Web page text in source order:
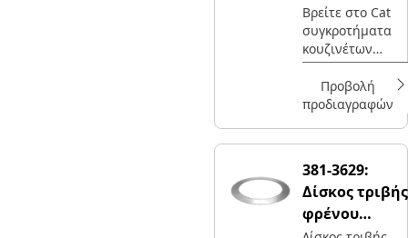
κουζινέτου
Βρείτε στο Cat
συγκροτήματα
κουζινέτων
υψηλής
ποιότητας και
πολλά άλλα.
αξιόπιστα
βαρέος τύπου,
όπως δυναμό και
μπαταρίες, για
τις ανάγκες σας.
Προβολή
προδιαγραφών
381-3629:
Δίσκος τριβής
φρένου